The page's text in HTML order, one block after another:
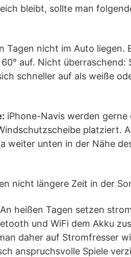
bleibt, sollte man
Tagen nicht im Auto liegen.
auf. Nicht überraschend:
schneller auf als weiße
iPhone-Navis werden gerne
platziert.
weiter unten in der Nähe
nicht längere Zeit in der
An heißen Tagen setzen
und WiFi dem Akku
daher auf Stromfresser
anspruchsvolle Spiele